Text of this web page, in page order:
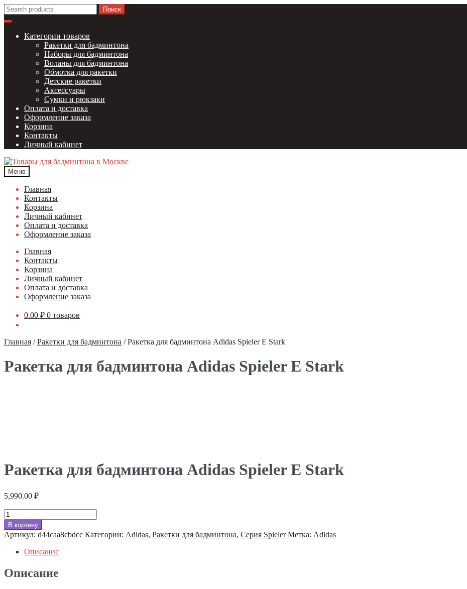
Перейти
к
навигации
Перейти
к
содержимому
Найти:
Категории товаров
Ракетки для бадминтона
Наборы для бадминтона
Воланы для бадминтона
Обмотка для ракетки
Детские ракетки
Аксессуары
Сумки и рюкзаки
Оплата и доставка
Оформление заказа
Корзина
Контакты
Личный кабинет
Меню
Главная
Контакты
Корзина
Личный кабинет
Оплата и доставка
Оформление заказа
Главная
Контакты
Корзина
Личный кабинет
Оплата и доставка
Оформление заказа
0.00 ₽ 0 товаров
Главная /Ракетки для бадминтона /Ракетка для бадминтона Adidas Spieler E Stark
Ракетка для бадминтона Adidas Spieler E Stark
Ракетка для бадминтона Adidas Spieler E Stark
5,990.00 ₽
Количество
товара
Ракетка
для
бадминтона
Adidas
Spieler
E
В корзину
Артикул: d44caa8cbdcc Категории: Adidas, Ракетки для бадминтона, Серия Spieler Метка: Adidas
Описание
Описание